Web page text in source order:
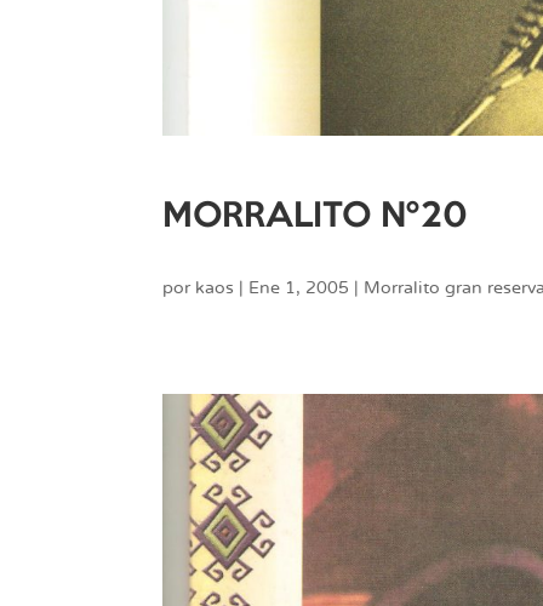
MORRALITO Nº20
por kaos Ene 1, 2005 Morralito gran